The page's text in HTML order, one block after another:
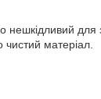
нешкідливий для
чистий матеріал.